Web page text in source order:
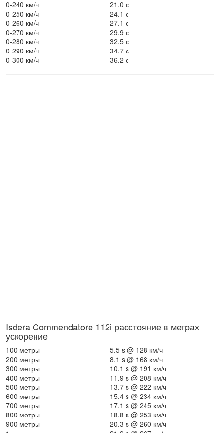
0-240 км/ч
21.0 с
0-250 км/ч
24.1 с
0-260 км/ч
27.1 с
0-270 км/ч
29.9 с
0-280 км/ч
32.5 с
0-290 км/ч
34.7 с
0-300 км/ч
36.2 с
Isdera Commendatore 112i расстояние в метрах
ускорение
100 метры
5.5 s @ 128 км/ч
200 метры
8.1 s @ 168 км/ч
300 метры
10.1 s @ 191 км/ч
400 метры
11.9 s @ 208 км/ч
500 метры
13.7 s @ 222 км/ч
600 метры
15.4 s @ 234 км/ч
700 метры
17.1 s @ 245 км/ч
800 метры
18.8 s @ 253 км/ч
900 метры
20.3 s @ 260 км/ч